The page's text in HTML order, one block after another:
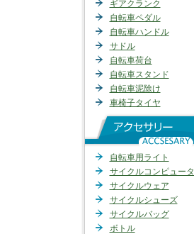
ギアクランク
自転車ペダル
自転車ハンドル
サドル
自転車荷台
自転車スタンド
自転車泥除け
車椅子タイヤ
自転車用ライト
サイクルコンピュータ
サイクルウェア
サイクルシューズ
サイクルバッグ
ボトル